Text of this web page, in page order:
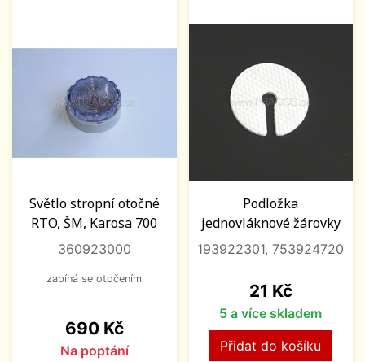
Světlo stropní otočné
RTO, ŠM, Karosa 700
360923000
zapíná se otočením
Cena
690 Kč
Na poptání
Podložka
jednovláknové žárovky
193922301, 753924720
Cena
21 Kč
5 a více skladem
Přidat do košíku